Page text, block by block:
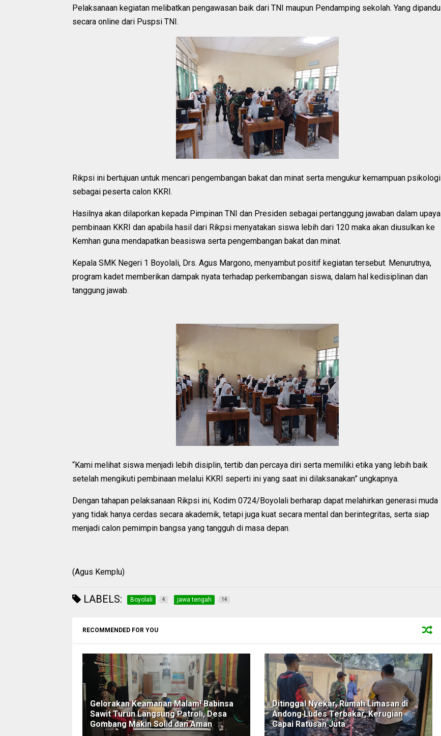
Pelaksanaan kegiatan melibatkan pengawasan baik dari TNI maupun Pendamping sekolah. Yang dipandu
secara online dari Puspsi TNI.
Rikpsi ini bertujuan untuk mencari pengembangan bakat dan minat serta mengukur kemampuan psikologi
sebagai peserta calon KKRI.
Hasilnya akan dilaporkan kepada Pimpinan TNI dan Presiden sebagai pertanggung jawaban dalam upaya
pembinaan KKRI dan apabila hasil dari Rikpsi menyatakan siswa lebih dari 120 maka akan diusulkan ke
Kemhan guna mendapatkan beasiswa serta pengembangan bakat dan minat.
Kepala SMK Negeri 1 Boyolali, Drs. Agus Margono, menyambut positif kegiatan tersebut. Menurutnya,
program kadet memberikan dampak nyata terhadap perkembangan siswa, dalam hal kedisiplinan dan
tanggung jawab.
“Kami melihat siswa menjadi lebih disiplin, tertib dan percaya diri serta memiliki etika yang lebih baik
setelah mengikuti pembinaan melalui KKRI seperti ini yang saat ini dilaksanakan” ungkapnya.
Dengan tahapan pelaksanaan Rikpsi ini, Kodim 0724/Boyolali berharap dapat melahirkan generasi muda
yang tidak hanya cerdas secara akademik, tetapi juga kuat secara mental dan berintegritas, serta siap
menjadi calon pemimpin bangsa yang tangguh di masa depan.
(Agus Kemplu)
LABELS: Boyolali 4 jawa tengah 14
RECOMMENDED FOR YOU
Gelorakan Keamanan Malam! Babinsa
Sawit Turun Langsung Patroli, Desa
Gombang Makin Solid dan Aman
Ditinggal Nyekar, Rumah Limasan di
Andong Ludes Terbakar, Kerugian
Capai Ratusan Juta